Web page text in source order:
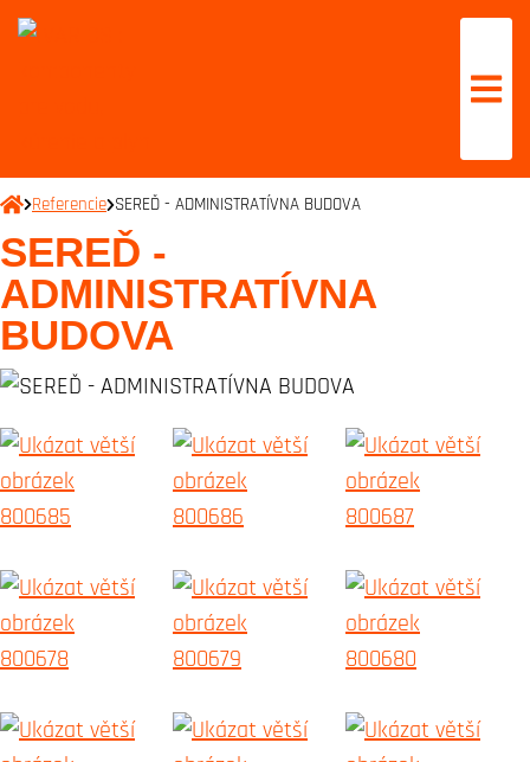
Referencie SEREĎ - ADMINISTRATÍVNA BUDOVA
SEREĎ -
ADMINISTRATÍVNA
BUDOVA